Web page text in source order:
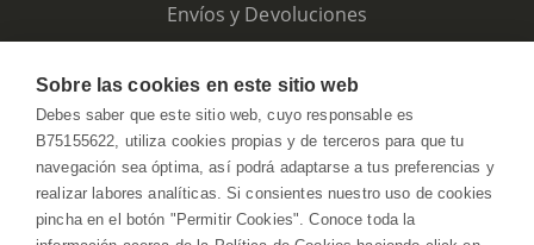
Envíos y Devoluciones
Sobre las cookies en este sitio web
Debes saber que este sitio web, cuyo responsable es
B75155622, utiliza cookies propias y de terceros para que tu
navegación sea óptima, así podrá adaptarse a tus preferencias y
realizar labores analíticas. Si consientes nuestro uso de cookies
pincha en el botón "Permitir Cookies". Conoce toda la